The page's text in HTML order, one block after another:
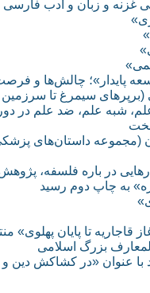
غزنه و زبان و ادب فارسی
پایدار»؛ چالش‌ها و
(برپرهای سیمرغ تا
علم، شبه علم، ضد علم در
(مجموعه داستان‌هاى
در باره فلسفه،
به چاپ دوم رسید
قاجاریه تا پایان پهلوی»
بزرگ اسلامی
با عنوان «در کشاکش دین